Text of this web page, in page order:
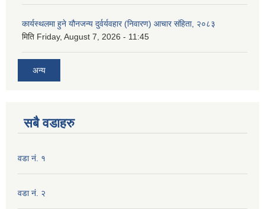
कार्यस्थलमा हुने यौनजन्य दुर्वर्यवहार (निवारण) आचार संहिता, २०८३
मिति Friday, August 7, 2026 - 11:45
अन्य
सबै वडाहरु
वडा नं. १
वडा नं. २